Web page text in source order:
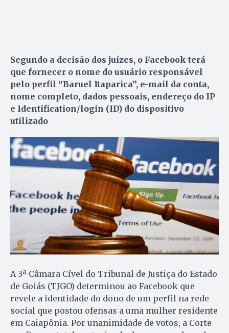
Segundo a decisão dos juízes, o Facebook terá
que fornecer o nome do usuário responsável
pelo perfil “Baruel Itaparica”, e-mail da conta,
nome completo, dados pessoais, endereço do IP
e Identification/login (ID) do dispositivo
utilizado
A 3ª Câmara Cível do Tribunal de Justiça do Estado
de Goiás (TJGO) determinou ao Facebook que
revele a identidade do dono de um perfil na rede
social que postou ofensas a uma mulher residente
em Caiapônia. Por unanimidade de votos, a Corte